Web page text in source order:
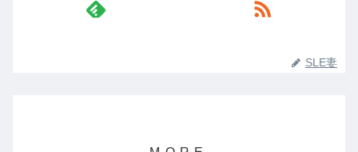
SLE妻